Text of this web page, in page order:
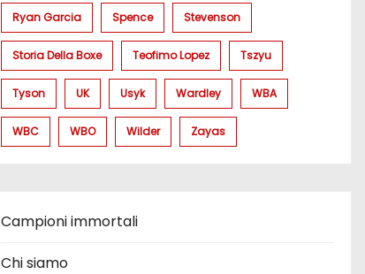
Ryan Garcia Spence Stevenson
Storia Della Boxe Teofimo Lopez Tszyu
Tyson UK Usyk Wardley WBA
WBC WBO Wilder Zayas
Campioni immortali
Chi siamo